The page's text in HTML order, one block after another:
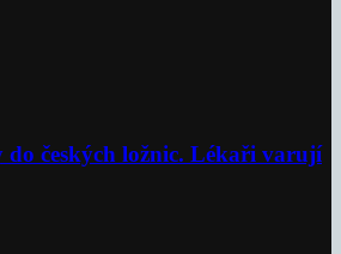
českých ložnic. Lékaři varují